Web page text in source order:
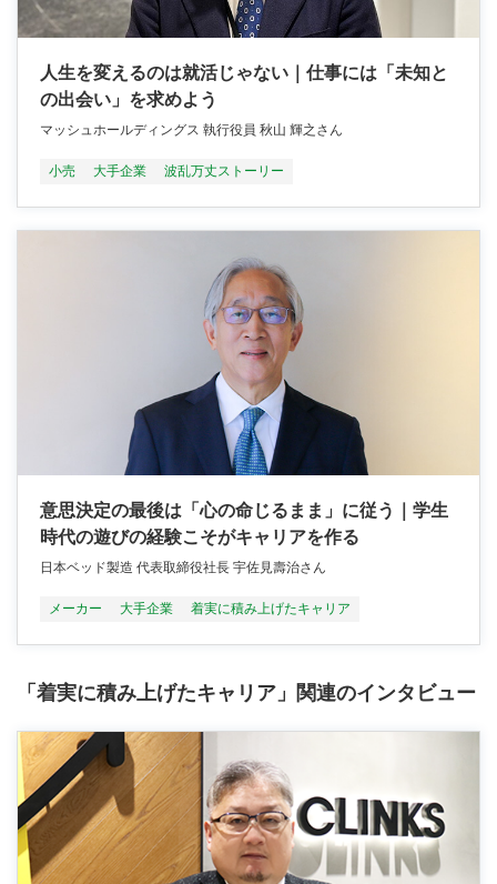
人生を変えるのは就活じゃない｜仕事には「未知と
の出会い」を求めよう
マッシュホールディングス 執行役員 秋山 輝之さん
小売 大手企業 波乱万丈ストーリー
意思決定の最後は「心の命じるまま」に従う｜学生
時代の遊びの経験こそがキャリアを作る
日本ベッド製造 代表取締役社長 宇佐見壽治さん
メーカー 大手企業 着実に積み上げたキャリア
「着実に積み上げたキャリア」関連のインタビュー